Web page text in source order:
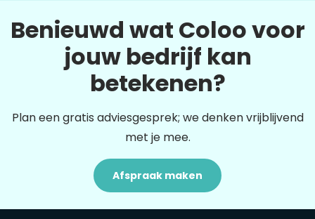
Benieuwd wat Coloo voor
jouw bedrijf kan
betekenen?
Plan een gratis adviesgesprek; we denken vrijblijvend
met je mee.
Afspraak maken